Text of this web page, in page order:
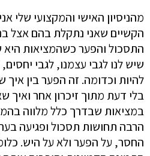
מהניסיון האישי והמקצועי שלי
הקשיים שאני נתקלת בהם אצל
התסכול והפער כשהמציאות היא
שיש לנו לגבי עצמנו, לגבי
להיות וכדומה. זה הפער בין איך
בלי דעת מתוך זיכרון אחר ואיך
במציאות שבדרך כלל מלווה
הרבה תחושות תסכול ופגיעה
החסר, על הפער ולא על היש.